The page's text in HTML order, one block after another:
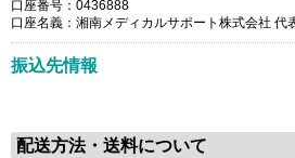
口座番号：0436888
口座名義：湘南メディカルサポート株式会社 代
振込先情報
配送方法・送料について